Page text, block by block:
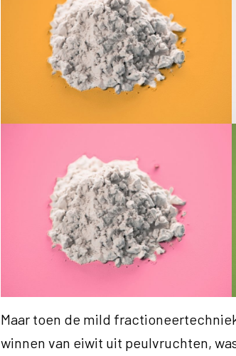
Maar toen de mild
winnen van eiwit uit peulvruchten,